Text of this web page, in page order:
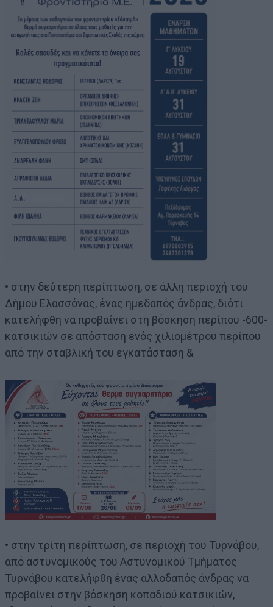
• στην δεύτερη περίπτωση, σε άλλη περιοχή του
Δήμου Ελασσόνας, ένας ημεδαπός άνδρας, διότι
κατελήφθη να προβαίνει στη βόσκηση περίπου -600-
κατσικιών σε απόσταση ενός χιλιομέτρου περίπου
από την σταβλική του εγκατάσταση &
• στην τρίτη περίπτωση, σε περιοχή του Τυρνάβου,
από αστυνομικούς του Αστυνομικού Τμήματος
Τυρνάβου κατελήφθη ένας αλλοδαπός άνδρας να
προβαίνει στην βόσκηση κοπαδιού κατσικιών,